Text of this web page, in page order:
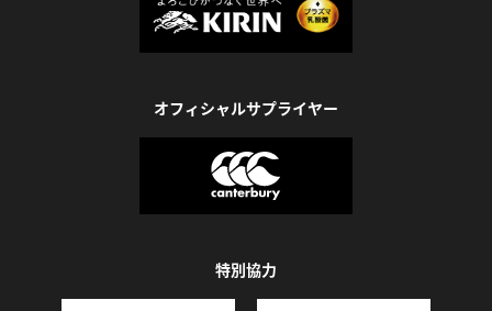
オフィシャルサプライヤー
特別協力